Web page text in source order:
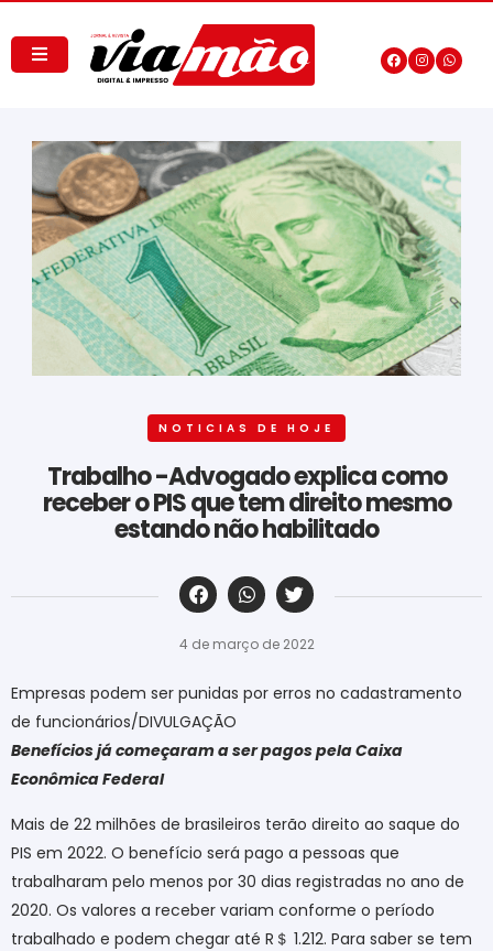
NOTICIAS DE HOJE
Trabalho -Advogado explica como
receber o PIS que tem direito mesmo
estando não habilitado
‎ ‎ ‎ ‎ ‎ ‎ ‎ ‎ ‎ ‎ ‎ ‎ ‎ ‎ ‎ ‎ ‎ ‎ ‎ ‎ ‎ ‎ ‎ ‎ ‎ ‎ ‎ ‎ ‎ ‎ ‎
4 de março de 2022
Empresas podem ser punidas por erros no cadastramento
de funcionários/DIVULGAÇÃO
Benefícios já começaram a ser pagos pela Caixa
Econômica Federal
Mais de 22 milhões de brasileiros terão direito ao saque do
PIS em 2022. O benefício será pago a pessoas que
trabalharam pelo menos por 30 dias registradas no ano de
2020. Os valores a receber variam conforme o período
trabalhado e podem chegar até R ＄ 1.212. Para saber se tem